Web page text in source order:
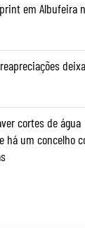
em Albufeira
cortes de água
há um concelho